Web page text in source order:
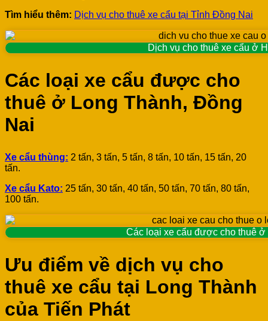
Tìm hiểu thêm: Dịch vụ cho thuê xe cẩu tại Tỉnh Đồng Nai
Dịch vụ cho thuê xe cẩu ở
Các loại xe cẩu được cho
thuê ở Long Thành, Đồng
Nai
Xe cẩu thùng: 2 tấn, 3 tấn, 5 tấn, 8 tấn, 10 tấn, 15 tấn, 20
tấn.
Xe cẩu Kato: 25 tấn, 30 tấn, 40 tấn, 50 tấn, 70 tấn, 80 tấn,
100 tấn.
Các loại xe cẩu được cho thuê
Ưu điểm về dịch vụ cho
thuê xe cẩu tại Long Thành
của Tiến Phát